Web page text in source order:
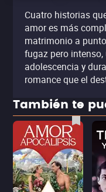
Cuatro historias
amor es más
matrimonio a
fugaz pero
adolescencia y
romance que el
También te